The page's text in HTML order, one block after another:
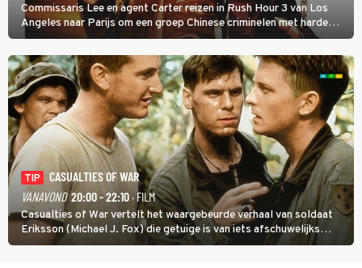
Commissaris Lee en agent Carter reizen in Rush Hour 3 van Los
Angeles naar Parijs om een groep Chinese criminelen met harde
hand aan te pakken.
TIP
CASUALTIES OF WAR
VANAVOND 20:00 - 22:10· FILM
Casualties of War vertelt het waargebeurde verhaal van soldaat
Eriksson (Michael J. Fox) die getuige is van iets afschuwelijks
tijdens de Vietnamoorlog. Hij besluit uit de school te klappen.